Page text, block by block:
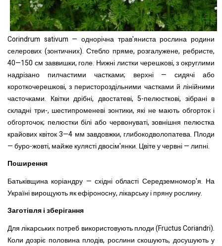
Corindrum sativum — однорічна трав'яниста рослина родини
селерових (зонтичних). Стебло пряме, розгалужене, ребристе,
40—150 см заввишки, голе. Нижні листки черешкові, з округлими
надрізано пилчастими частками; верхні — сидячі або
короткочерешкові, з перистороздільними частками й лінійними
часточками. Квітки дрібні, двостатеві, 5-пелюсткові, зібрані в
складні три-, шестипроменеві зонтики, які не мають обгорток і
обгорточок; пелюстки білі або червонуваті, зовнішня пелюстка
крайових квіток 3—4 мм завдовжки, глибокодволопатева. Плоди
— буро-жовті, майже кулясті двосім'янки. Цвіте у червні — липні.
Поширення
Батьківщина коріандру — східні області Середземномор'я. На
Україні вирощують як ефіроносну, лікарську і пряну рослину.
Заготівля і зберігання
Для лікарських потреб використовують плоди (Fructus Coriandri).
Коли дозріє половина плодів, рослини скошують, досушують у